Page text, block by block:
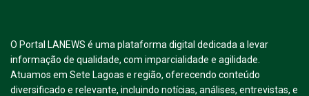
O Portal LANEWS é uma plataforma digital dedicada a levar
informação de qualidade, com imparcialidade e agilidade.
Atuamos em Sete Lagoas e região, oferecendo conteúdo
diversificado e relevante, incluindo notícias, análises, entrevistas, e